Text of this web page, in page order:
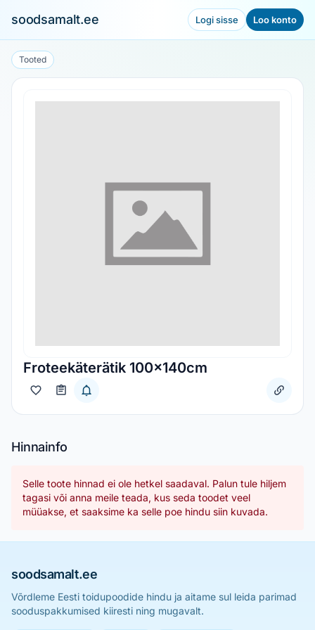
soodsamalt.ee Logi sisse Loo konto
Tooted
Froteekäterätik 100x140cm
Hinnainfo
Selle toote hinnad ei ole hetkel saadaval. Palun tule hiljem
tagasi või anna meile teada, kus seda toodet veel
müüakse, et saaksime ka selle poe hindu siin kuvada.
soodsamalt.ee
Võrdleme Eesti toidupoodide hindu ja aitame sul leida parimad
sooduspakkumised kiiresti ning mugavalt.